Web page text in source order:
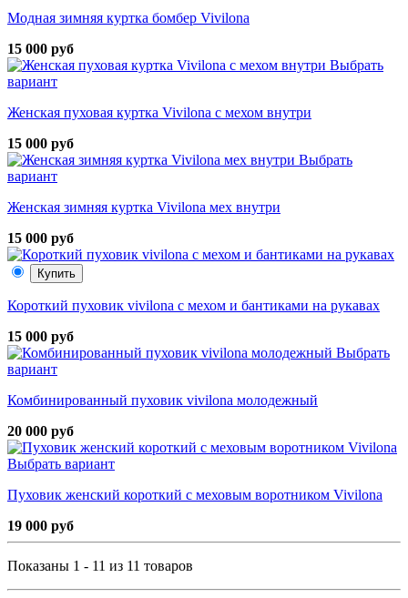
Модная зимняя куртка бомбер Vivilona
15 000 руб
Выбрать
вариант
Женская пуховая куртка Vivilona с мехом внутри
15 000 руб
Выбрать
вариант
Женская зимняя куртка Vivilona мех внутри
15 000 руб
Купить
Короткий пуховик vivilona с мехом и бантиками на рукавах
15 000 руб
Выбрать
вариант
Комбинированный пуховик vivilona молодежный
20 000 руб
Выбрать вариант
Пуховик женский короткий с меховым воротником Vivilona
19 000 руб
Показаны 1 - 11 из 11 товаров